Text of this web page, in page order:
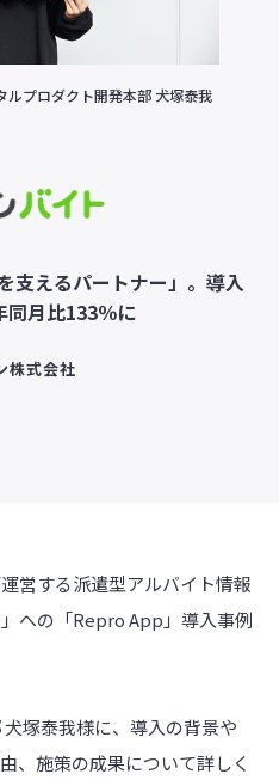
料金・お問合せ
ルプロダクト開発本部 犬塚泰我
支えるパートナー」。導入
同月比133％に
株式会社
営する派遣型アルバイト情報
への「Repro App」導入事例
塚泰我様に、導入の背景や
、施策の成果について詳しく